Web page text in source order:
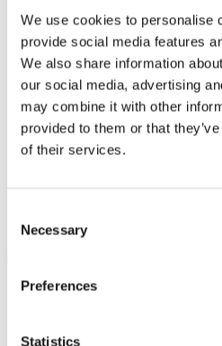
We use cookies to personalise
provide social media features
We also share information
our social media, advertising
may combine it with other
provided to them or that
of their services.
Selection
Necessary
Preferences
Statistics
assistenza e nelle biglietterie delle
Velocità, inoltre, è disponibile
mandarino. Infine, a partire dalla
possibile effettuare acquisti presso
credito China Union Pay.
(Per maggiori informazioni:
14
Save the date - Milan calling: pronti